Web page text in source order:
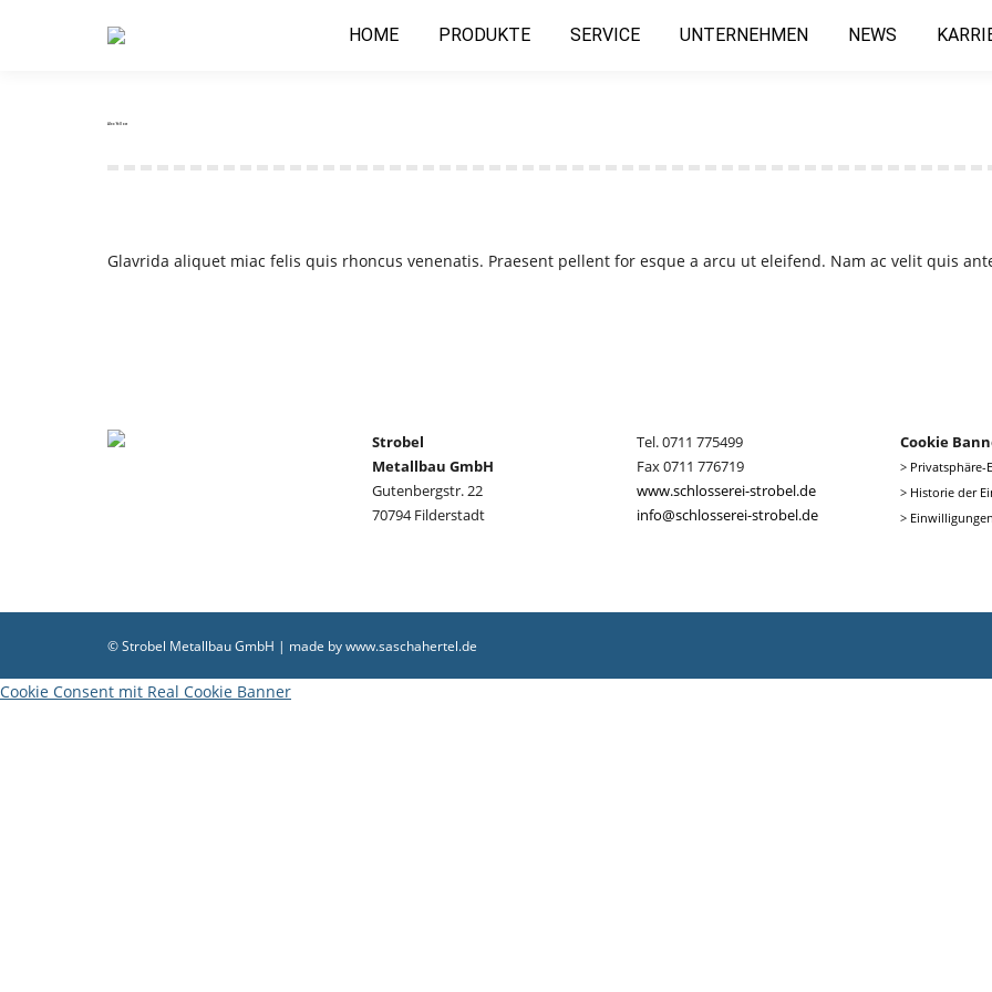
HOME PRODUKTE SERVICE UNTERNEHMEN NEWS
Alex Yellow
Glavrida aliquet miac felis quis rhoncus venenatis. Praesent pellent for esque a arcu ut eleifend. Nam ac velit quis
Strobel
Metallbau GmbH
Gutenbergstr. 22
70794 Filderstadt
Tel. 0711 775499
Fax 0711 776719
www.schlosserei-strobel.de
info@schlosserei-strobel.de
Cookie
> Privatsphäre-
> Historie der
>
© Strobel Metallbau GmbH | made bywww.saschahertel.de
Cookie Consent mit Real Cookie Banner